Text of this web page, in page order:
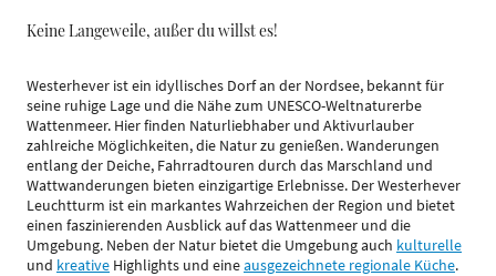
Keine Langeweile, außer du willst es!
Westerhever ist ein idyllisches Dorf an der Nordsee, bekannt für
seine ruhige Lage und die Nähe zum UNESCO-Weltnaturerbe
Wattenmeer. Hier finden Naturliebhaber und Aktivurlauber
zahlreiche Möglichkeiten, die Natur zu genießen. Wanderungen
entlang der Deiche, Fahrradtouren durch das Marschland und
Wattwanderungen bieten einzigartige Erlebnisse. Der Westerhever
Leuchtturm ist ein markantes Wahrzeichen der Region und bietet
einen faszinierenden Ausblick auf das Wattenmeer und die
Umgebung. Neben der Natur bietet die Umgebung auch kulturelle
und kreative Highlights und eineausgezeichnete regionale Küche.